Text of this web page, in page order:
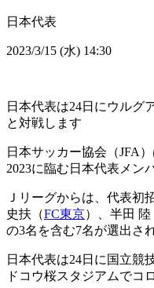
日本代表
2023/3/15 (水) 14:30
日本代表は24日にウルグ
と対戦します
日本サッカー協会（JFA
2023に臨む日本代表メン
Ｊリーグからは、代表初
史扶（FC東京）、半田 陸
の3名を含む7名が選出さ
日本代表は24日に国立競
ドコウ桜スタジアムでコ